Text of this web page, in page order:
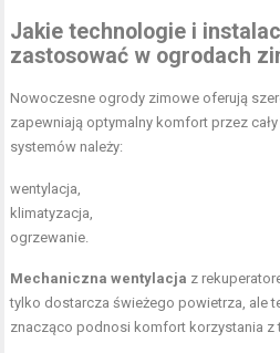
Jakie technologie i
zastosować w ogrodach
Nowoczesne ogrody zimowe oferują
zapewniają optymalny komfort przez
systemów należy:
wentylacja,
klimatyzacja,
ogrzewanie.
Mechaniczna wentylacja z
tylko dostarcza świeżego powietrza, ale
znacząco podnosi komfort korzystania z